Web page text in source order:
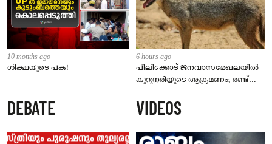
10 months ago
ശിക്ഷയുടെ പക!
6 hours ago
പിലിക്കോട് ജനവാസമേഖലയിൽ
കുറുനരിയുടെ ആക്രമണം; രണ്ട്
നിർദേശം നൽകി പഞ്ചായത്ത്
DEBATE VIDEOS